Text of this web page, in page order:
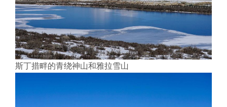
斯丁措畔的青绕神山和雅拉雪山